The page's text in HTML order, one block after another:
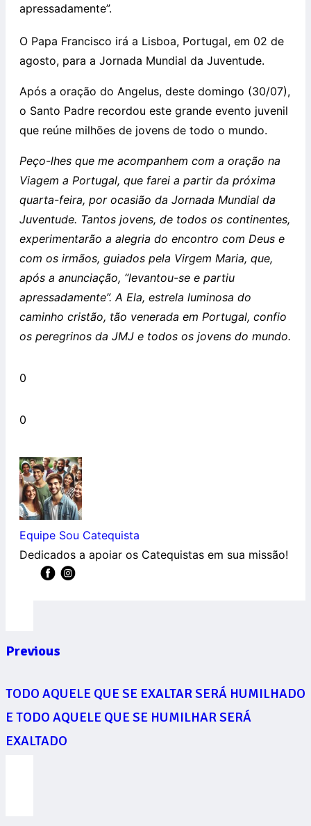
apressadamente”.
O Papa Francisco irá a Lisboa, Portugal, em 02 de
agosto, para a Jornada Mundial da Juventude.
Após a oração do Angelus, deste domingo (30/07),
o Santo Padre recordou este grande evento juvenil
que reúne milhões de jovens de todo o mundo.
Peço-lhes que me acompanhem com a oração na
Viagem a Portugal, que farei a partir da próxima
quarta-feira, por ocasião da Jornada Mundial da
Juventude. Tantos jovens, de todos os continentes,
experimentarão a alegria do encontro com Deus e
com os irmãos, guiados pela Virgem Maria, que,
após a anunciação, “levantou-se e partiu
apressadamente”. A Ela, estrela luminosa do
caminho cristão, tão venerada em Portugal, confio
os peregrinos da JMJ e todos os jovens do mundo.
0
0
Equipe Sou Catequista
Dedicados a apoiar os Catequistas em sua missão!
Previous
TODO AQUELE QUE SE EXALTAR SERÁ HUMILHADO
E TODO AQUELE QUE SE HUMILHAR SERÁ
EXALTADO